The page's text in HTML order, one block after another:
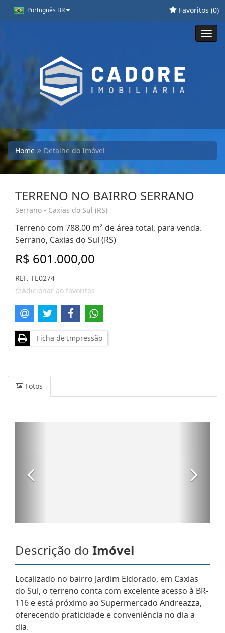
Português BR Favoritos (0)
Home Detalhe do Imóvel
TERRENO NO BAIRRO SERRANO
Serrano - Caxias do Sul (RS)
Terreno com 788,00 m² de área total, para venda.
Serrano, Caxias do Sul (RS)
R$ 601.000,00
REF. TE0274
Adicionar ao favoritos
Ficha de Impressão
Fotos
Descrição do Imóvel
Localizado no bairro Jardim Eldorado, em Caxias
do Sul, o terreno conta com excelente acesso à BR-
116 e está próximo ao Supermercado Andreazza,
oferecendo praticidade e conveniência no dia a
dia.